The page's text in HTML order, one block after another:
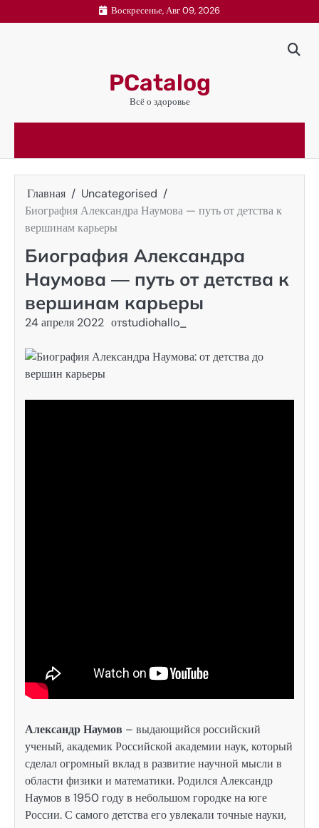
к
Воскресенье, Авг 09, 2026
PCatalog
Всё о здоровье
Главная
Uncategorised
Биография Александра Наумова — путь от детства к
вершинам карьеры
Биография Александра
Наумова — путь от детства к
вершинам карьеры
24 апреля 2022 отstudiohallo_
Александр Наумов – выдающийся российский
ученый, академик Российской академии наук, который
сделал огромный вклад в развитие научной мысли в
области физики и математики. Родился Александр
Наумов в 1950 году в небольшом городке на юге
России. С самого детства его увлекали точные науки,